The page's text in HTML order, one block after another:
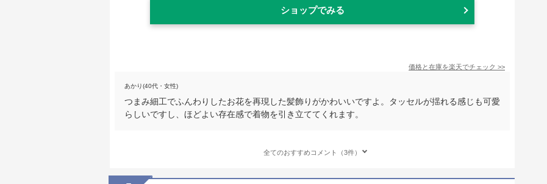
ショップでみる
価格と在庫を楽天でチェック >>
あかり(40代・女性)
つまみ細工でふんわりしたお花を再現した髪飾りがかわいいですよ。タッセルが揺れる感じも可愛
らしいですし、ほどよい存在感で着物を引き立ててくれます。
全てのおすすめコメント（3件）